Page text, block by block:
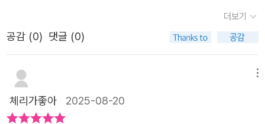
다.#월신 #산군 #산신 #악귀사냥 #K오컬트#테토녀 #에겐
남 #보름 #산호 #마고신#한국신화 #액션 #판타지 #한국
문학#그믐 #삭 #첫사랑 #배신자#소설추천 #한국소설추천
#오컬트#악귀 #사냥 #소설스타그램
이었습니다. 둘 사이의 인연은 그렇게 시작되었고, 인간 세
랑에 빠지게 하고 월신의 후계자 자리에서 미끄러지게 만든
이무기의 먹잇감으로 사용하고 거짓 산신을 만들어 힘을 키
우고 있었어요. 한국과 일본을 오가며 그믐의 무대를 꾸미고
있던 존재가 정말 충격적이었는데요. 그 이름은 현. 사람도
펼쳐지는 것인지집중하게 만들었어요~ 시작부터 엄청 극적
인 스토리가 펼쳐지는 것이 아니라잔잔하게 흘러가는 내용
잘 이해할 수 있을테니까요~​여기 이야기 시작은 잡귀에 제
존재를 잠식당하고 있는 무당 연화가억울하게 소멸당한 산
신 보름과, 마고의 복수를 꿈꾸는 산군 산호를만나게 되면서
더보기
공감 (0) 댓글 (0)
체리가좋아 2025-08-20